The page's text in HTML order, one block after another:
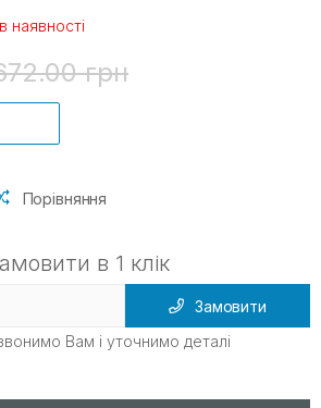
наявності
грн
Порівняння
в 1 клік
Замовити
Вам і уточнимо деталі